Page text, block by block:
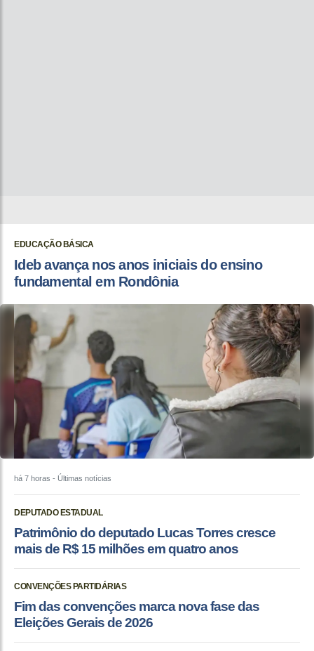
EDUCAÇÃO BÁSICA
Ideb avança nos anos iniciais do ensino
fundamental em Rondônia
há 7 horas - Últimas notícias
DEPUTADO ESTADUAL
Patrimônio do deputado Lucas Torres cresce
mais de R$ 15 milhões em quatro anos
CONVENÇÕES PARTIDÁRIAS
Fim das convenções marca nova fase das
Eleições Gerais de 2026